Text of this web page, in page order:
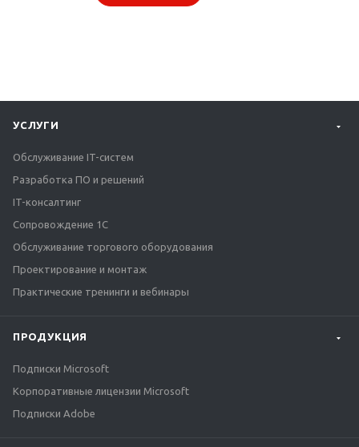
УСЛУГИ
Обслуживание IT-систем
Разработка ПО и решений
IT-консалтинг
Сопровождение 1С
Обслуживание торгового оборудования
Проектирование и монтаж
Практические тренинги и вебинары
ПРОДУКЦИЯ
Подписки Microsoft
Корпоративные лицензии Microsoft
Подписки Adobe